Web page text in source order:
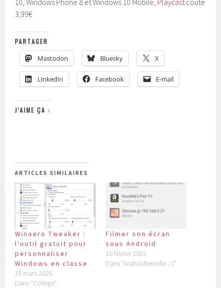
10, Windows Phone 8 et Windows 10 Mobile, Playcastcoûte
3,99€
PARTAGER
Mastodon Bluesky X
LinkedIn Facebook E-mail
J’AIME ÇA :
ARTICLES SIMILAIRES
Winaero Tweaker :
l’outil gratuit pour
personnaliser
Windows en classe
25 mars 2026
Dans "Collège"
Filmer son écran
sous Androïd
10 février 2015
Dans "Androïdternelle ;-)"